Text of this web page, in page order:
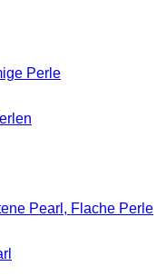
Perle
Pearl, Flache Perle